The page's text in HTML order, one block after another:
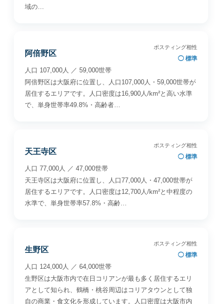
域の…
阿倍野区
ポスティング相性
◯ 標準
人口 107,000人 ／ 59,000世帯
阿倍野区は大阪府に位置し、人口107,000人・59,000世帯が
居住するエリアです。人口密度は16,900人/km²と高い水準
で、単身世帯率49.8%・高齢者…
天王寺区
ポスティング相性
◯ 標準
人口 77,000人 ／ 47,000世帯
天王寺区は大阪府に位置し、人口77,000人・47,000世帯が
居住するエリアです。人口密度は12,700人/km²と中程度の
水準で、単身世帯率57.8%・高齢…
生野区
ポスティング相性
◯ 標準
人口 124,000人 ／ 64,000世帯
生野区は大阪市内で在日コリアンが最も多く居住するエリ
アとして知られ、鶴橋・桃谷周辺はコリアタウンとして独
自の商業・食文化を形成しています。人口密度は大阪市内